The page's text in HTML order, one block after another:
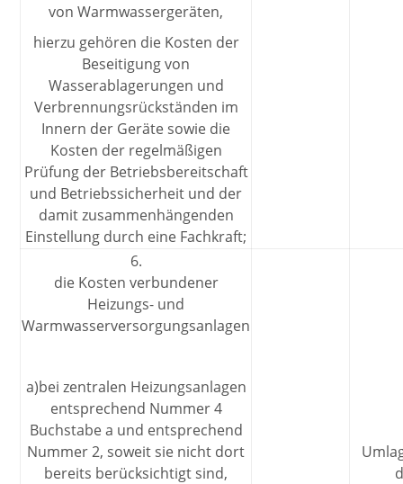
von Warmwassergeräten,
hierzu gehören die Kosten der
Beseitigung von
Wasserablagerungen und
Verbrennungsrückständen im
Innern der Geräte sowie die
Kosten der regelmäßigen
Prüfung der Betriebsbereitschaft
und Betriebssicherheit und der
damit zusammenhängenden
Einstellung durch eine Fachkraft;
6.
die Kosten verbundener
Heizungs- und
Warmwasserversorgungsanlagen
a)bei zentralen Heizungsanlagen
entsprechend Nummer 4
Buchstabe a und entsprechend
Nummer 2, soweit sie nicht dort
bereits berücksichtigt sind,